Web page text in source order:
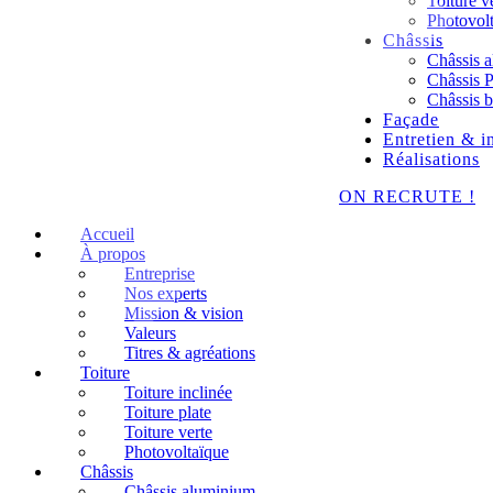
Châssis
Châssis
Châssis
Châssis
Façade
Entretien &
Réalisations
ON RECRUTE !
Accueil
À propos
Entreprise
Nos experts
Mission & vision
Valeurs
Titres & agréations
Toiture
Toiture inclinée
Toiture plate
Toiture verte
Photovoltaïque
Châssis